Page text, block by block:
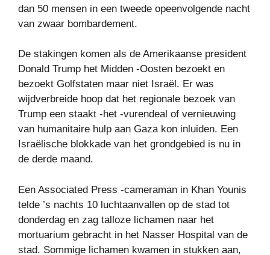
dan 50 mensen in een tweede opeenvolgende nacht
van zwaar bombardement.
De stakingen komen als de Amerikaanse president
Donald Trump het Midden -Oosten bezoekt en
bezoekt Golfstaten maar niet Israël. Er was
wijdverbreide hoop dat het regionale bezoek van
Trump een staakt -het -vurendeal of vernieuwing
van humanitaire hulp aan Gaza kon inluiden. Een
Israëlische blokkade van het grondgebied is nu in
de derde maand.
Een Associated Press -cameraman in Khan Younis
telde ’s nachts 10 luchtaanvallen op de stad tot
donderdag en zag talloze lichamen naar het
mortuarium gebracht in het Nasser Hospital van de
stad. Sommige lichamen kwamen in stukken aan,